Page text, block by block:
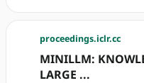
proceedings.iclr.cc
MINILLM:
LARGE ...